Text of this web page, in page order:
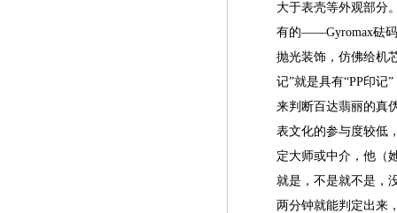
大于表壳等外观部分
有的——Gyromax砝码
抛光装饰，仿佛给机
记”就是具有“PP印记
来判断百达翡丽的真
表文化的参与度较低
定大师或中介，他（
就是，不是就不是，
两分钟就能判定出来